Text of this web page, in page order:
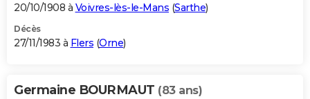
20/10/1908 à Voivres-lès-le-Mans (Sarthe)
Décès
27/11/1983 à Flers (Orne)
Germaine BOURMAUT (83 ans)